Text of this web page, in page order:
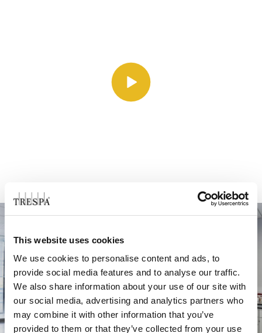
This website uses cookies
We use cookies to personalise content and ads, to
provide social media features and to analyse our traffic.
We also share information about your use of our site with
our social media, advertising and analytics partners who
may combine it with other information that you’ve
provided to them or that they’ve collected from your use